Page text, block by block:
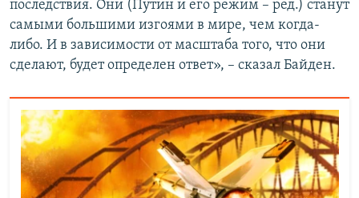
последствия. Они (Путин и его режим – ред.) станут
самыми большими изгоями в мире, чем когда-
либо. И в зависимости от масштаба того, что они
сделают, будет определен ответ», – сказал Байден.